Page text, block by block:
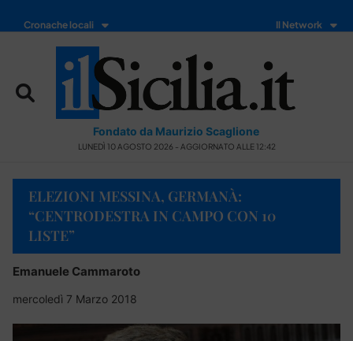
Cronache locali Il Network
Fondato da Maurizio Scaglione
LUNEDÌ 10 AGOSTO 2026 - AGGIORNATO ALLE 12:42
ELEZIONI MESSINA, GERMANÀ:
“CENTRODESTRA IN CAMPO CON 10
LISTE”
Emanuele Cammaroto
mercoledì 7 Marzo 2018